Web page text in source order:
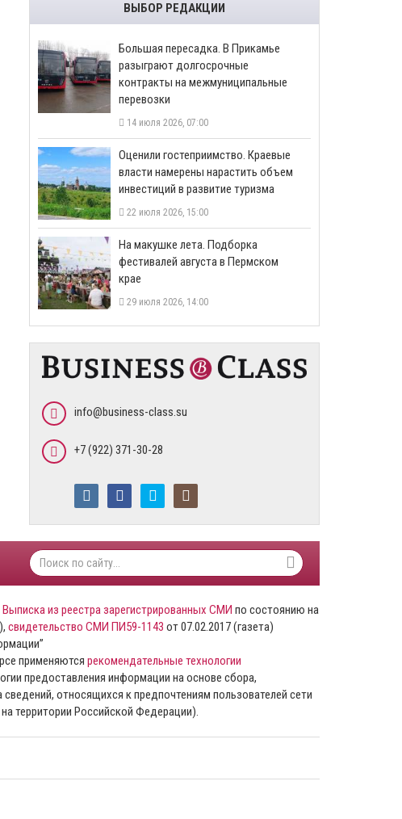
ВЫБОР РЕДАКЦИИ
Большая пересадка. В Прикамье
разыграют долгосрочные
контракты на межмуниципальные
перевозки
14 июля 2026, 07:00
Оценили гостеприимство. Краевые
власти намерены нарастить объем
инвестиций в развитие туризма
22 июля 2026, 15:00
На макушке лета. Подборка
фестивалей августа в Пермском
крае
29 июля 2026, 14:00
info@business-class.su
+7 (922) 371-30-28
Выписка из реестра зарегистрированных СМИ по состоянию на
свидетельство СМИ ПИ59-1143 от 07.02.2017 (газета)
применяются рекомендательные технологии
предоставления информации на основе сбора,
сведений, относящихся к предпочтениям пользователей сети
территории Российской Федерации).